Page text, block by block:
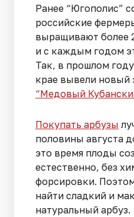
Ранее “Югополис”
российские
выращивают более
и с каждым годом
Так, в прошлом
крае вывели новый
“Медовый
Покупать арбузы
половины августа
это время плоды
естественно, без
форсировки.
найти сладкий и
натуральный арбуз.